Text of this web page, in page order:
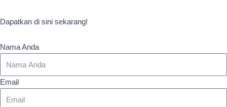
Dapatkan di sini sekarang!
Nama Anda
Email